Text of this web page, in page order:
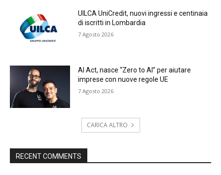
UILCA UniCredit, nuovi ingressi e centinaia
di iscritti in Lombardia
7 Agosto 2026
AI Act, nasce “Zero to AI” per aiutare
imprese con nuove regole UE
7 Agosto 2026
CARICA ALTRO
RECENT COMMENTS